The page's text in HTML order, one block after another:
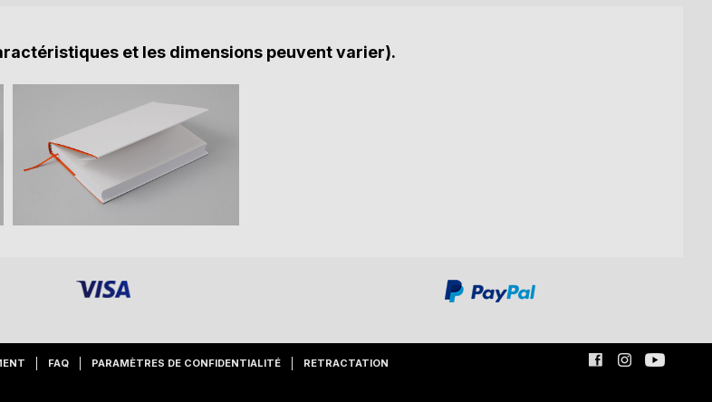
et les dimensions peuvent varier).
FAQ PARAMÈTRES DE CONFIDENTIALITÉ RETRACTATION